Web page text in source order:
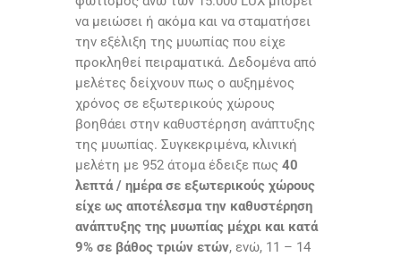
να μειώσει ή ακόμα και να σταματήσει
την εξέλιξη της μυωπίας που είχε
προκληθεί πειραματικά. Δεδομένα από
μελέτες δείχνουν πως ο αυξημένος
χρόνος σε εξωτερικούς χώρους
βοηθάει στην καθυστέρηση ανάπτυξης
της μυωπίας. Συγκεκριμένα, κλινική
μελέτη με 952 άτομα έδειξε πως 40
λεπτά / ημέρα σε εξωτερικούς χώρους
είχε ως αποτέλεσμα την καθυστέρηση
ανάπτυξης της μυωπίας μέχρι και κατά
9% σε βάθος τριών ετών, ενώ, 11 – 14